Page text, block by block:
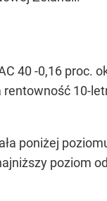
40 -0,16 proc.
rentowność 10-
poniżej
poziom